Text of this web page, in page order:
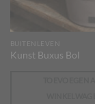
BUITENLEVEN
Kunst Buxus Bol